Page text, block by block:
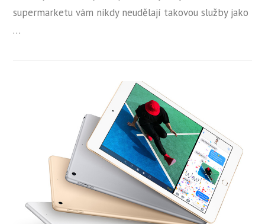
ZOBRAZIT PŘÍSPĚVEK
supermarketu vám nikdy neudělají takovou služby jako
…